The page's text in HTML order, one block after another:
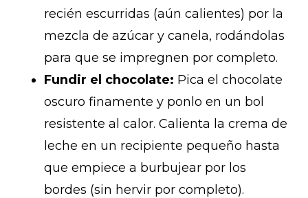
recién escurridas (aún calientes) por la
mezcla de azúcar y canela, rodándolas
para que se impregnen por completo.
Fundir el chocolate: Pica el chocolate
oscuro finamente y ponlo en un bol
resistente al calor. Calienta la crema de
leche en un recipiente pequeño hasta
que empiece a burbujear por los
bordes (sin hervir por completo).